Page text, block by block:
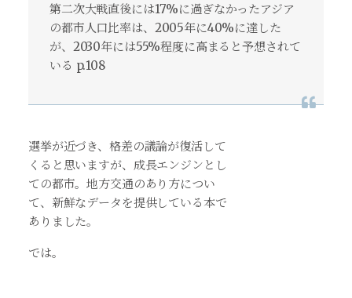
第二次大戦直後には17%に過ぎなかったアジア
の都市人口比率は、2005年に40%に達した
が、2030年には55%程度に高まると予想されて
いる p.108
選挙が近づき、格差の議論が復活して
くると思いますが、成長エンジンとし
ての都市。地方交通のあり方につい
て、新鮮なデータを提供している本で
ありました。
では。